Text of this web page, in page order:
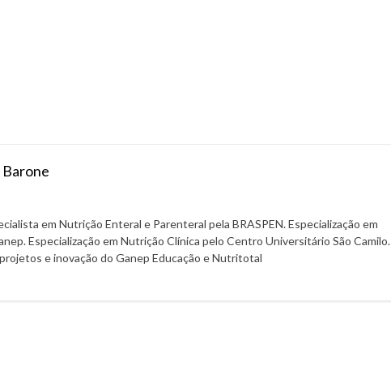
em Nutrição Enteral e Parenteral pela BRASPEN. Especialização em
Especialização em Nutrição Clínica pelo Centro Universitário São Camilo.
e inovação do Ganep Educação e Nutritotal